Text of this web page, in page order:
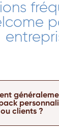
clients ?